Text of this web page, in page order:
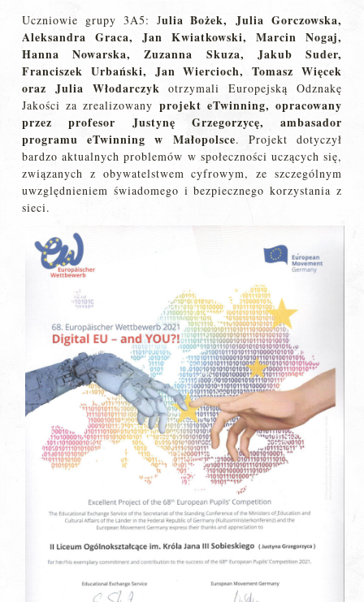
Uczniowie grupy 3A5: Julia Bożek, Julia Gorczowska,
Aleksandra Graca, Jan Kwiatkowski, Marcin Nogaj,
Hanna Nowarska, Zuzanna Skuza, Jakub Suder,
Franciszek Urbański, Jan Wiercioch, Tomasz Więcek
oraz Julia Włodarczyk otrzymali Europejską Odznakę
Jakości za zrealizowany projekt eTwinning, opracowany
przez profesor Justynę Grzegorzycę, ambasador
programu eTwinning w Małopolsce. Projekt dotyczył
bardzo aktualnych problemów w społeczności uczących się,
związanych z obywatelstwem cyfrowym, ze szczególnym
uwzględnieniem świadomego i bezpiecznego korzystania z
sieci.